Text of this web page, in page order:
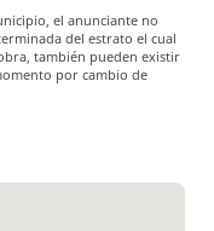
el anunciante no
del estrato el cual
también pueden existir
por cambio de